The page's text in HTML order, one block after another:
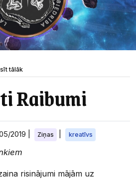
tālāk
Raibumi
2019 Ziņas kreatīvs
risinājumi mājām uz